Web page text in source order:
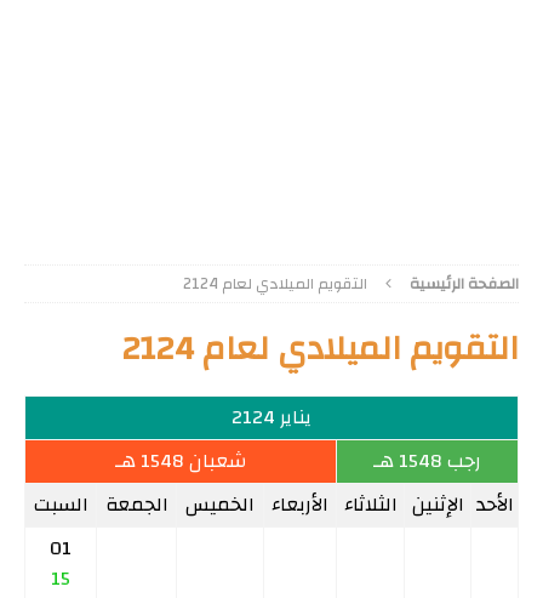
الصفحة الرئيسية التقويم الميلادي لعام 2124
التقويم الميلادي لعام 2124
يناير 2124
رجب 1548 هـ
شعبان 1548 هـ
الأحد الإثنين الثلاثاء الأربعاء الخميس الجمعة السبت
01
15